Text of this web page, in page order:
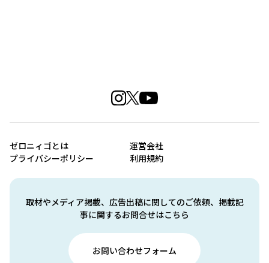
取材やメディア掲載、広告出稿に関してのご依頼、掲載記
事に関するお問合せはこちら
お問い合わせフォーム
ゼロニィゴとは
運営会社
プライバシーポリシー
利用規約